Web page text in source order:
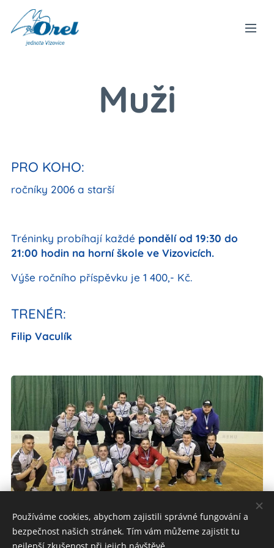
Muži
PRO KOHO:
ročníky 2006 a starší
Tréninky probíhají každé pondělí od 19:30 do
21:00 hodin na horní škole ve Vizovicích.
Výše ročního příspěvku je 1 400,- Kč.
TRENÉR:
Filip Vaculík
Používáme cookies, abychom zajistili správné fungování a
bezpečnost našich stránek. Tím vám můžeme zajistit tu